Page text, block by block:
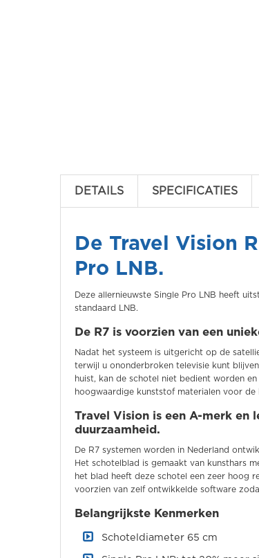
DETAILS SPECIFICATIES
De Travel Vision
Pro LNB.
Deze allernieuwste Single Pro LNB heeft
standaard LNB.
De R7 is voorzien van een
Nadat het systeem is uitgericht op de
terwijl u ononderbroken televisie kunt
huist, kan de schotel niet bedient worden
hoogwaardige kunststof materialen voor de
Travel Vision is een A-merk
duurzaamheid.
De R7 systemen worden in Nederland
Het schotelblad is gemaakt van kunsthars
het blad heeft deze schotel een zeer hoog
voorzien van zelf ontwikkelde software
Belangrijkste Kenmerken
Schoteldiameter 65 cm